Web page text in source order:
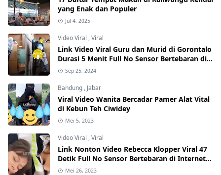
yang Enak dan Populer
Jul 4, 2025
Video Viral ,Viral
Link Video Viral Guru dan Murid di Gorontalo
Durasi 5 Menit Full No Sensor Bertebaran di
Internet, Hati-Hati Phising!
Sep 25, 2024
Bandung , Jabar
Viral Video Wanita Bercadar Pamer Alat Vital
di Kebun Teh Ciwidey
Mei 5, 2023
Video Viral ,Viral
Link Nonton Video Rebecca Klopper Viral 47
Detik Full No Sensor Bertebaran di Internet,
Hati-Hati Phising!
Mei 26, 2023